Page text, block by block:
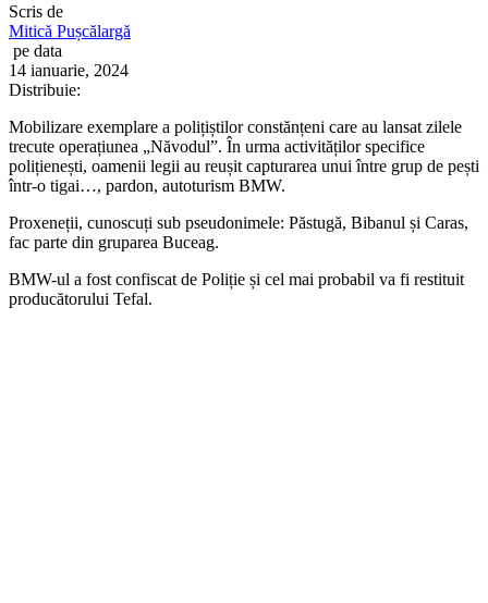
Scris de
Mitică Pușcălargă
pe data
14 ianuarie, 2024
Distribuie:
Mobilizare exemplare a polițiștilor constănțeni care au lansat zilele
trecute operațiunea „Năvodul”. În urma activităților specifice
polițienești, oamenii legii au reușit capturarea unui între grup de pești
într-o tigai…, pardon, autoturism BMW.
Proxeneții, cunoscuți sub pseudonimele: Păstugă, Bibanul și Caras,
fac parte din gruparea Buceag.
BMW-ul a fost confiscat de Poliție și cel mai probabil va fi restituit
producătorului Tefal.